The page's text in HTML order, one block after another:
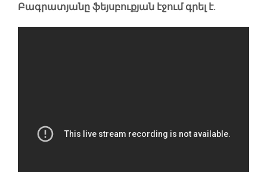
Բագրատյանը ֆեյսբուքյան էջում գրել է.